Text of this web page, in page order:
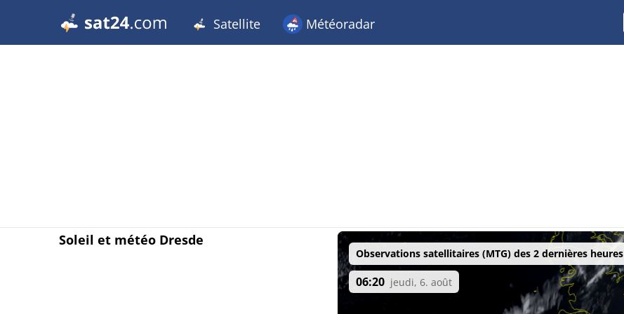
Satellite Météoradar
Soleil et météo Dresde
Observations satellitaires (MTG) des 2 dernières heures
06:20 jeudi, 6. août